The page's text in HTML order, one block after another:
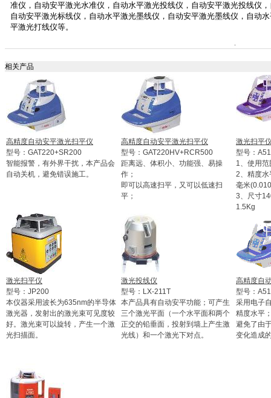
准仪，自动安平激光水准仪，自动水平激光投线仪，自动安平激光投线仪
自动安平激光标线仪，自动水平激光墨线仪，自动安平激光墨线仪，自动
平激光打线仪等。
相关产品
高精度自动安平激光扫平仪
型号：GAT220+SR200
智能报警，有外界干扰，本产品会
自动关机，避免错误施工。
高精度自动安平激光扫平仪
型号：GAT220HV+RCR500
距离远、体积小、功能强、易操
作；
即可以高速扫平，又可以低速扫
平；
激光扫平
型号：
1、使用
2、精度
毫米
3、尺寸
1.5Kg
激光扫平仪
型号：JP200
本仪器采用波长为635nm的半导体
激光器，发射出的激光束可见度较
好。激光束可以旋转，产生一个激
光扫描面。
激光投线仪
型号：LX-211T
本产品具有自动安平功能；可产生
三个激光平面（一个水平面和两个
正交的铅垂面，投射到墙上产生激
光线）和一个激光下对点。
高精度自
型号：
采用电子
精度水平
避免了由
变化造成